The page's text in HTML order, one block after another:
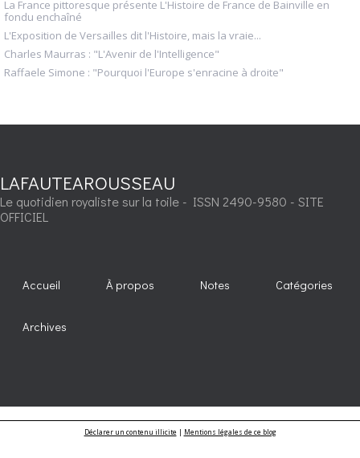
La France pittoresque présente L'Histoire de France de Bainville en
fondu enchaîné
L'Exposition de Versailles dit l'Histoire, mais la vraie...
Charles Maurras : "L'Avenir de l'Intelligence"
Raffaele Simone : "Pourquoi l'Europe s'enracine à droite"
LAFAUTEAROUSSEAU
Le quotidien royaliste sur la toile - ISSN 2490-9580 - SITE
OFFICIEL
Accueil À propos Notes Catégories
Archives
Déclarer un contenu illicite| Mentions légales de ce blog